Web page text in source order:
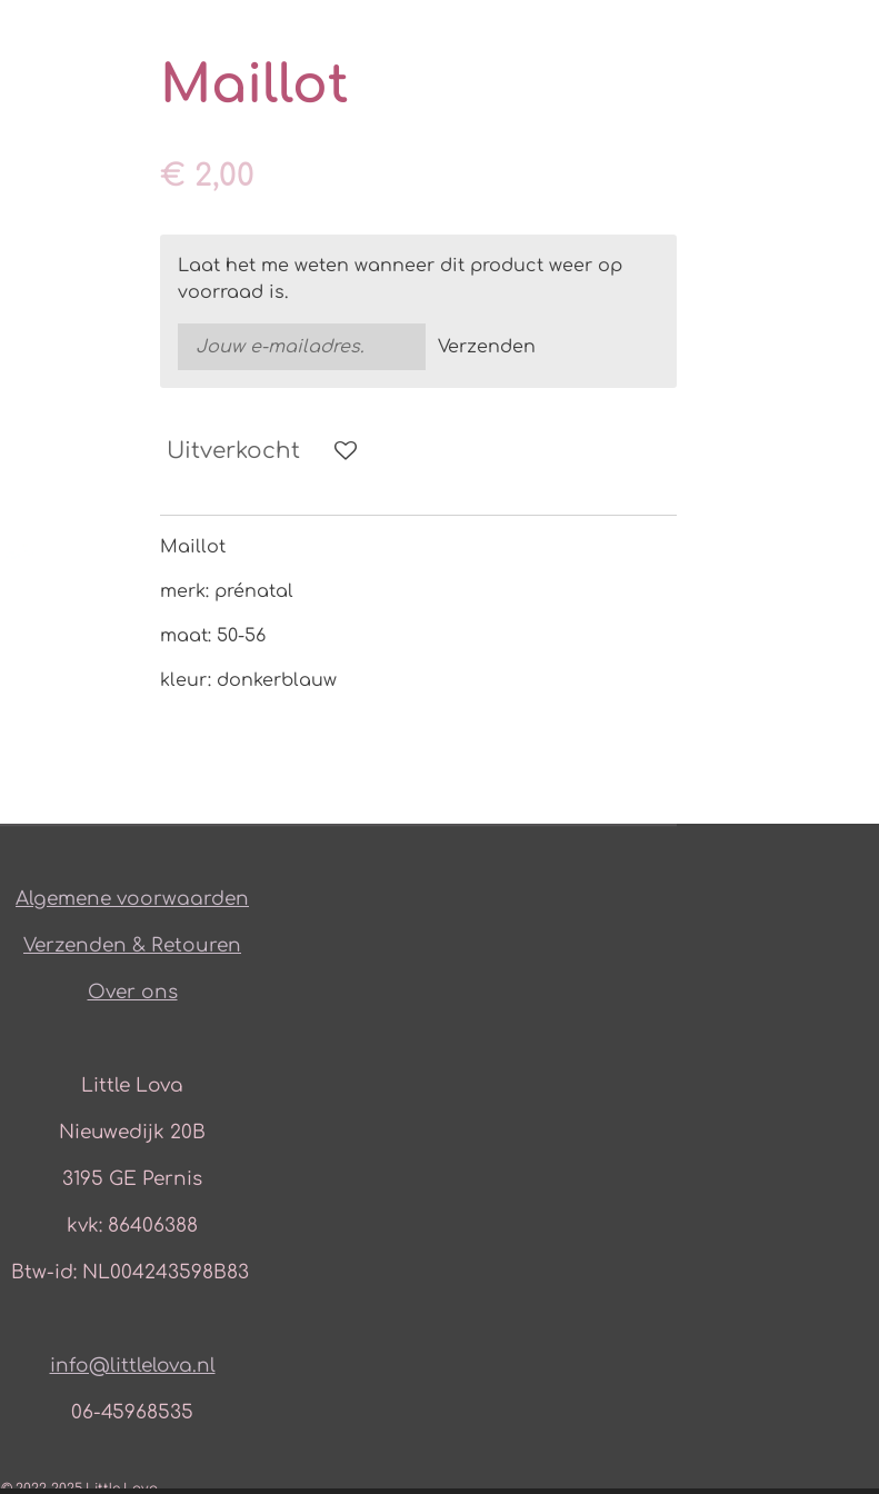
Maillot
€ 2,00
Laat het me weten wanneer dit product weer op
voorraad is.
Verzenden
Uitverkocht
Maillot
merk: prénatal
maat: 50-56
kleur: donkerblauw
Algemene voorwaarden
Verzenden & Retouren
Over ons
Little Lova
Nieuwedijk 20B
3195 GE Pernis
kvk: 86406388
Btw-id: NL004243598B83
info@littlelova.nl
06-45968535
© 2022-2025 Little Lova